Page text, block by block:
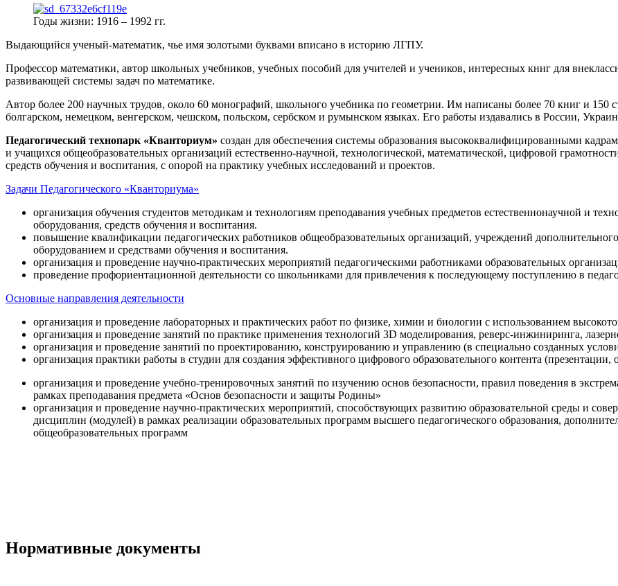
Годы жизни: 1916 – 1992 гг.
Выдающийся ученый-математик, чье имя золотыми буквами вписано в историю ЛГПУ.
Профессор математики, автор школьных учебников, учебных пособий для учителей и учеников, интересных книг для
развивающей системы задач по математике.
Автор более 200 научных трудов, около 60 монографий, школьного учебника по геометрии. Им написаны более 70 книг и 150
болгарском, немецком, венгерском, чешском, польском, сербском и румынском языках. Его работы издавались в России,
Педагогический технопарк «Кванториум» создан для обеспечения системы образования высококвалифицированными
и учащихся общеобразовательных организаций естественно-научной, технологической, математической, цифровой
средств обучения и воспитания, с опорой на практику учебных исследований и проектов.
Задачи Педагогического «Кванториума»
организация обучения студентов методикам и технологиям преподавания учебных предметов естественнонаучной и
оборудования, средств обучения и воспитания.
повышение квалификации педагогических работников общеобразовательных организаций, учреждений
оборудованием и средствами обучения и воспитания.
организация и проведение научно-практических мероприятий педагогическими работниками образовательных
проведение профориентационной деятельности со школьниками для привлечения к последующему поступлению в
Основные направления деятельности
организация и проведение лабораторных и практических работ по физике, химии и биологии с использованием
организация и проведение занятий по практике применения технологий 3D моделирования, реверс-инжиниринга,
организация и проведение занятий по проектированию, конструированию и управлению (в специально созданных
организация практики работы в студии для создания эффективного цифрового образовательного контента
организация и проведение учебно-тренировочных занятий по изучению основ безопасности, правил поведения в
рамках преподавания предмета «Основ безопасности и защиты Родины»
организация и проведение научно-практических мероприятий, способствующих развитию образовательной среды и
дисциплин (модулей) в рамках реализации образовательных программ высшего педагогического образования,
общеобразовательных программ
Нормативные документы